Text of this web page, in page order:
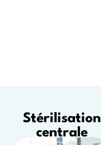
Stérilisation
centrale